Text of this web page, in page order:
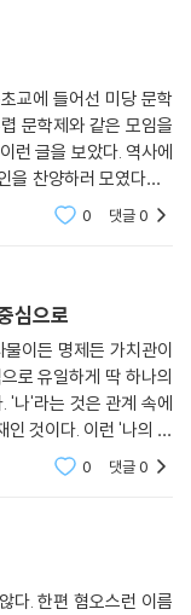
교에 들어선 미당 문학
문학제와 같은 모임을
런 글을 보았다. 역사에
찬양하러 모였다고...
존재의 한계를 느끼는
0 댓글0
나를 직시하기 ㅡ '국화 옆에서'를 중심으로
이든 명제든 가치관이
로 유일하게 딱 하나의
'나'라는 것은 관계 속에
것이다. 이런 '나의 이
생각한다.(나만의 생
0 댓글0
다. 한편 혐오스런 이름